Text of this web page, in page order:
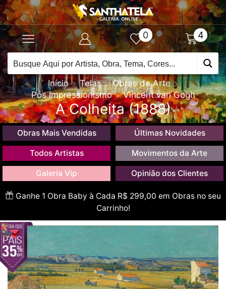
0 4
Início Telas
Obras de Arte
Pós Impressionismo
Vincent van Gogh
A Colheita (1888)
Obras Mais Vendidas Últimas Novidades
Todos Artistas Movimentos da Arte
Galeria Vip Opinião dos Clientes
Ganhe 1 Obra Baby à Cada R$ 299,00 em Obras no seu
Carrinho!